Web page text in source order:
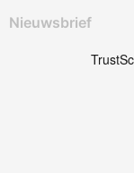
Nieuwsbrief